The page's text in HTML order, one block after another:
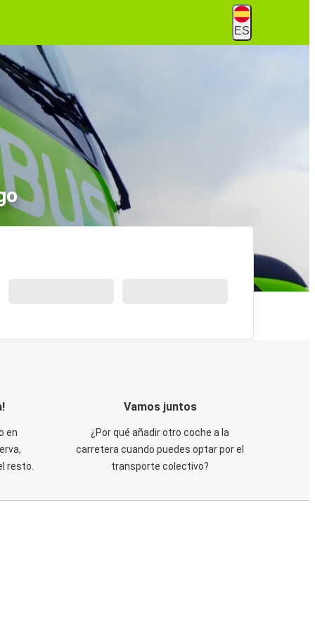
ES
en
resto.
Vamos juntos
¿Por qué añadir otro coche a la
carretera cuando puedes optar por el
transporte colectivo?